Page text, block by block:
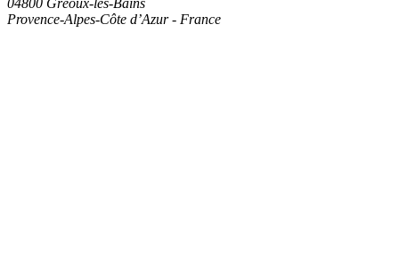
Provence-Alpes-Côte d’Azur- France